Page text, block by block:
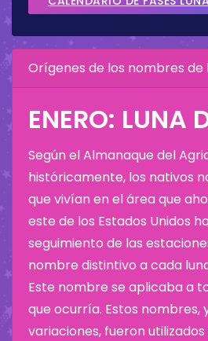
Orígenes de los nombres de
ENERO: LUNA
Según el Almanaque del
históricamente, los nativos
que vivían en el área que
este de los Estados Unidos
seguimiento de las
nombre distintivo a cada
Este nombre se aplicaba a
que ocurría. Estos nombres,
variaciones, fueron